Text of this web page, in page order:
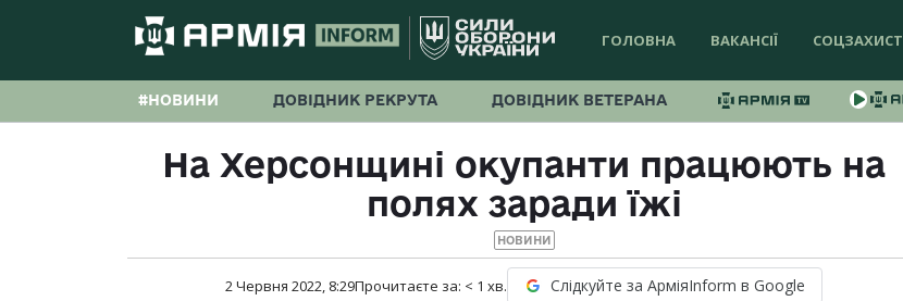
ГОЛОВНА ВАКАНСІЇ СОЦЗАХИСТ
#НОВИНИ ДОВІДНИК РЕКРУТА ДОВІДНИК ВЕТЕРАНА
На Херсонщині окупанти працюють на
полях заради їжі
НОВИНИ
2 Червня 2022, 8:29Прочитаєте за: < 1 хв. Слідкуйте за АрміяInform в Google